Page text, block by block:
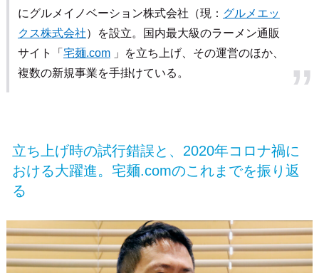
にグルメイノベーション株式会社（現： グルメエッ
クス株式会社）を設立。国内最大級のラーメン通販
サイト「 宅麺.com」を立ち上げ、その運営のほか、
複数の新規事業を手掛けている。
立ち上げ時の試行錯誤と、2020年コロナ禍に
おける大躍進。宅麺.comのこれまでを振り返
る